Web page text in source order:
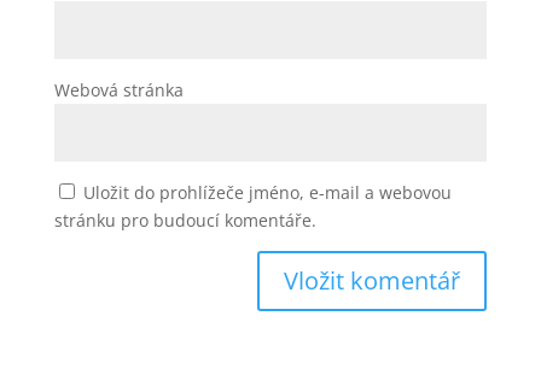
Webová stránka
Uložit do prohlížeče jméno, e-mail a webovou
stránku pro budoucí komentáře.